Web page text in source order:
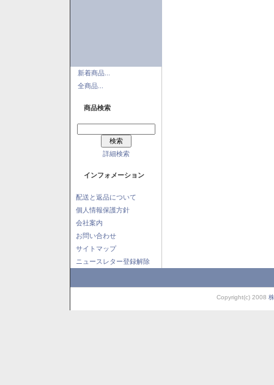
新着商品...
全商品...
商品検索
詳細検索
インフォメーション
配送と返品について
個人情報保護方針
会社案内
お問い合わせ
サイトマップ
ニュースレター登録解除
Copyright(c) 2008